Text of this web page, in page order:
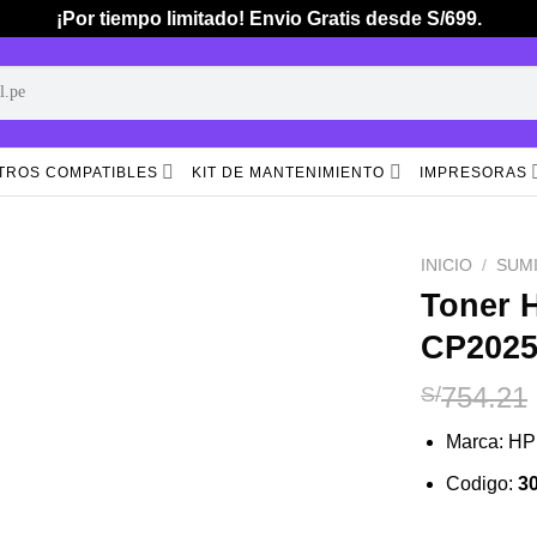
¡Por tiempo limitado! Envio Gratis desde S/699.
COMPATIBLES KIT DE MANTENIMIENTO IMPRESORAS
INICIO /
Toner
CP2025
S/754.21
Marca: HP
Codigo: